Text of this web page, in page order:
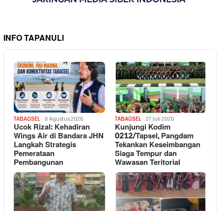
INFO TAPANULI
TABAGSEL 6 Agustus 2026
Ucok Rizal: Kehadiran
Wings Air di Bandara JHN
Langkah Strategis
Pemerataan
Pembangunan
TABAGSEL 27 Juli 2026
Kunjungi Kodim
0212/Tapsel, Pangdam
Tekankan Keseimbangan
Siaga Tempur dan
Wawasan Teritorial